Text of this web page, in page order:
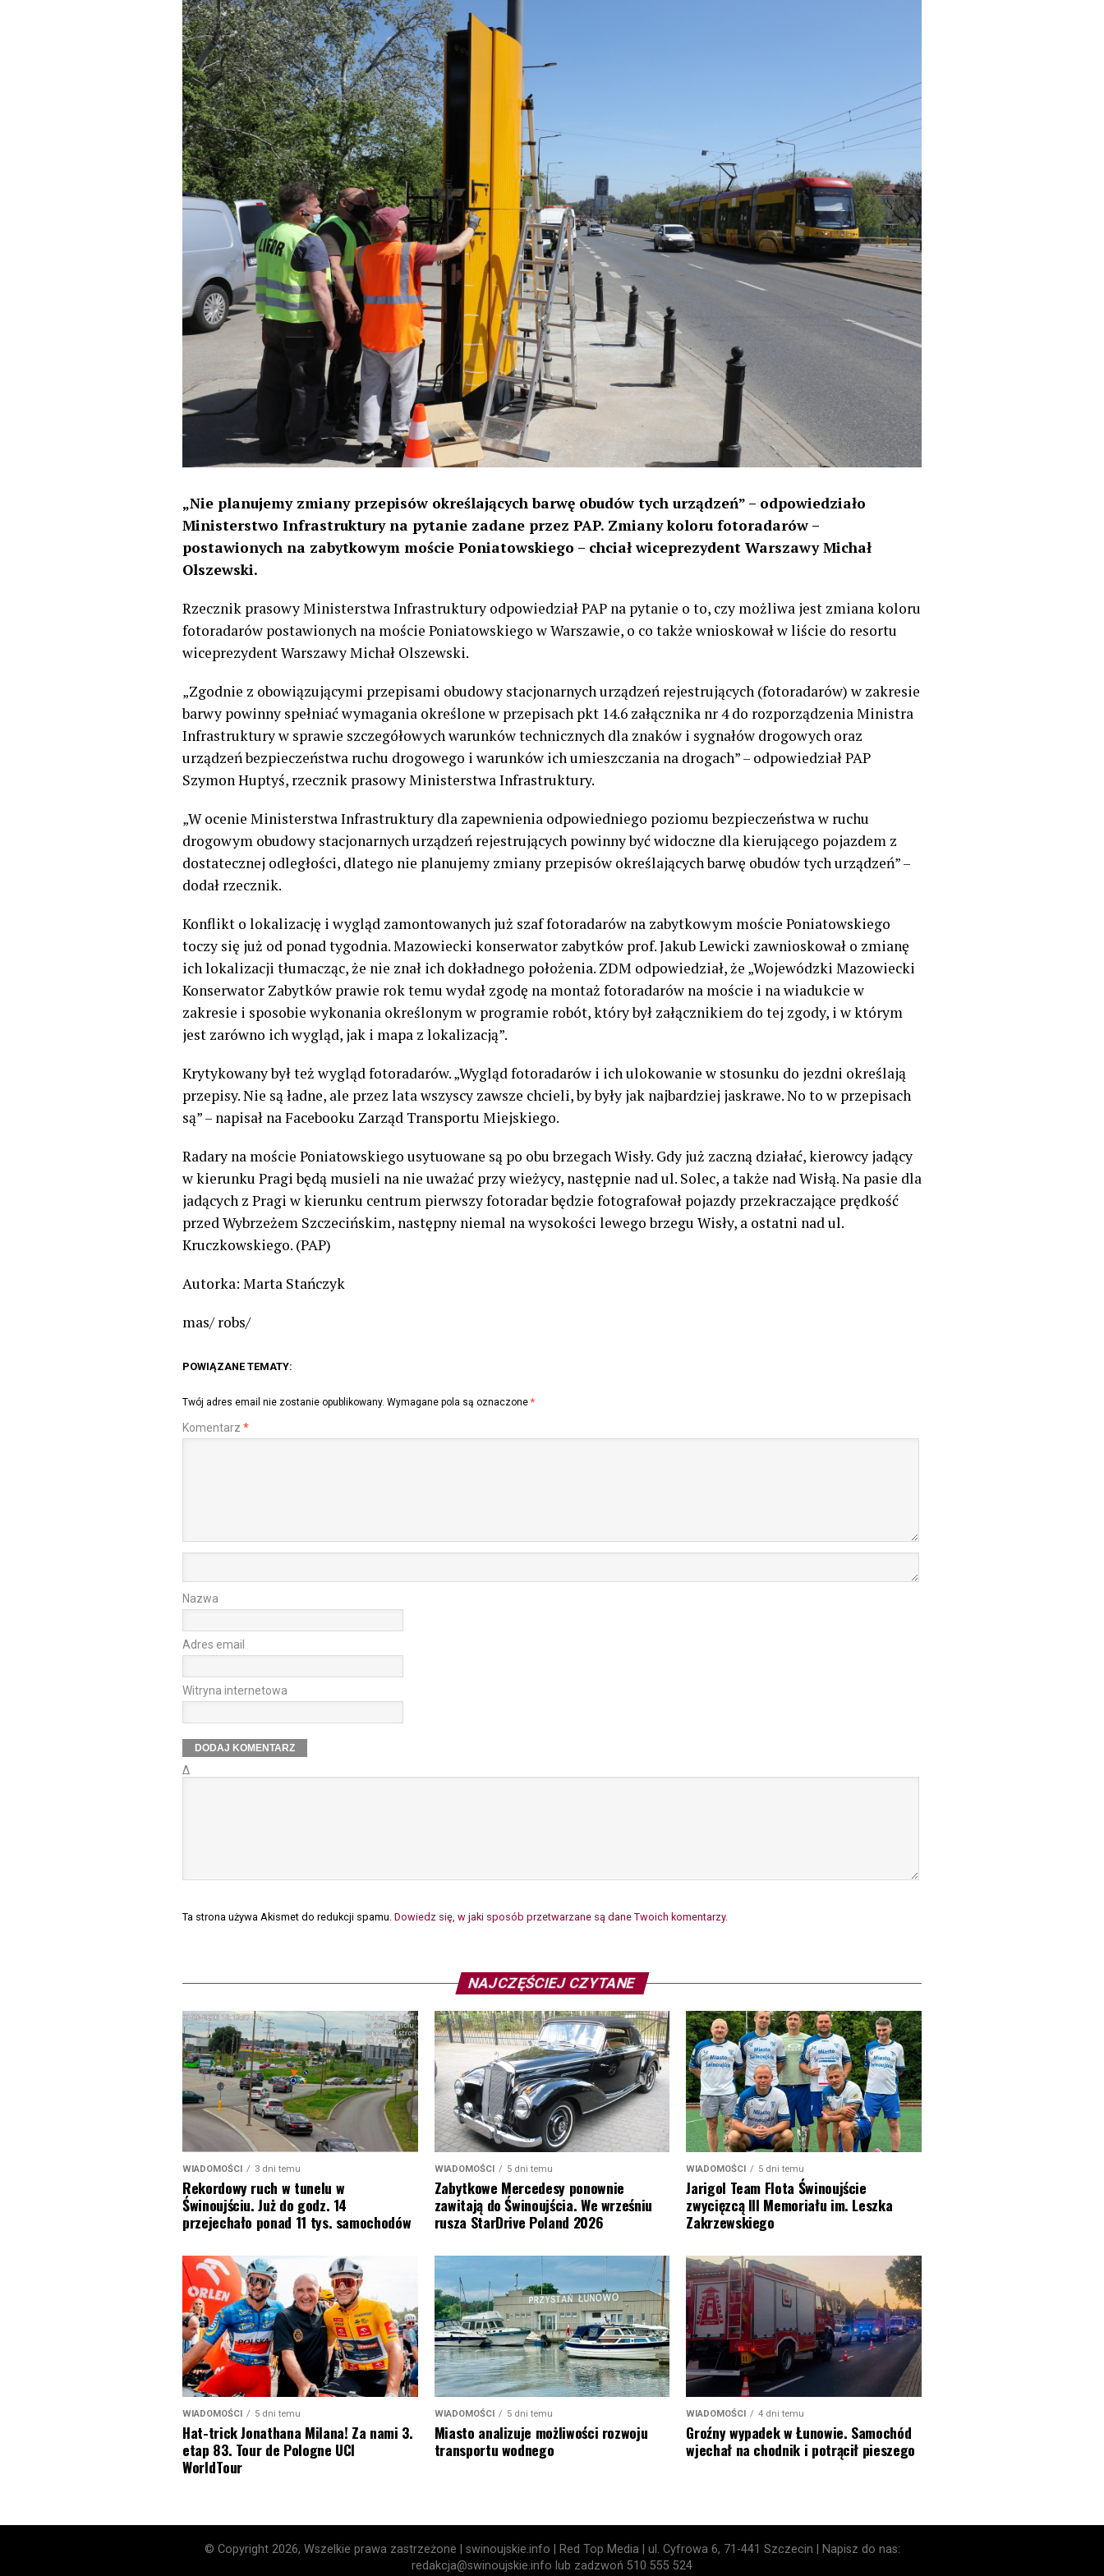
„Nie planujemy zmiany przepisów określających barwę obudów tych urządzeń” – odpowiedziało
Ministerstwo Infrastruktury na pytanie zadane przez PAP. Zmiany koloru fotoradarów –
postawionych na zabytkowym moście Poniatowskiego – chciał wiceprezydent Warszawy Michał
Olszewski.
Rzecznik prasowy Ministerstwa Infrastruktury odpowiedział PAP na pytanie o to, czy możliwa jest zmiana koloru
fotoradarów postawionych na moście Poniatowskiego w Warszawie, o co także wnioskował w liście do resortu
wiceprezydent Warszawy Michał Olszewski.
„Zgodnie z obowiązującymi przepisami obudowy stacjonarnych urządzeń rejestrujących (fotoradarów) w zakresie
barwy powinny spełniać wymagania określone w przepisach pkt 14.6 załącznika nr 4 do rozporządzenia Ministra
Infrastruktury w sprawie szczegółowych warunków technicznych dla znaków i sygnałów drogowych oraz
urządzeń bezpieczeństwa ruchu drogowego i warunków ich umieszczania na drogach” – odpowiedział PAP
Szymon Huptyś, rzecznik prasowy Ministerstwa Infrastruktury.
„W ocenie Ministerstwa Infrastruktury dla zapewnienia odpowiedniego poziomu bezpieczeństwa w ruchu
drogowym obudowy stacjonarnych urządzeń rejestrujących powinny być widoczne dla kierującego pojazdem z
dostatecznej odległości, dlatego nie planujemy zmiany przepisów określających barwę obudów tych urządzeń” –
dodał rzecznik.
Konflikt o lokalizację i wygląd zamontowanych już szaf fotoradarów na zabytkowym moście Poniatowskiego
toczy się już od ponad tygodnia. Mazowiecki konserwator zabytków prof. Jakub Lewicki zawnioskował o zmianę
ich lokalizacji tłumacząc, że nie znał ich dokładnego położenia. ZDM odpowiedział, że „Wojewódzki Mazowiecki
Konserwator Zabytków prawie rok temu wydał zgodę na montaż fotoradarów na moście i na wiadukcie w
zakresie i sposobie wykonania określonym w programie robót, który był załącznikiem do tej zgody, i w którym
jest zarówno ich wygląd, jak i mapa z lokalizacją”.
Krytykowany był też wygląd fotoradarów. „Wygląd fotoradarów i ich ulokowanie w stosunku do jezdni określają
przepisy. Nie są ładne, ale przez lata wszyscy zawsze chcieli, by były jak najbardziej jaskrawe. No to w przepisach
są” – napisał na Facebooku Zarząd Transportu Miejskiego.
Radary na moście Poniatowskiego usytuowane są po obu brzegach Wisły. Gdy już zaczną działać, kierowcy jadący
w kierunku Pragi będą musieli na nie uważać przy wieżycy, następnie nad ul. Solec, a także nad Wisłą. Na pasie dla
jadących z Pragi w kierunku centrum pierwszy fotoradar będzie fotografował pojazdy przekraczające prędkość
przed Wybrzeżem Szczecińskim, następny niemal na wysokości lewego brzegu Wisły, a ostatni nad ul.
Kruczkowskiego. (PAP)
Autorka: Marta Stańczyk
mas/ robs/
POWIĄZANE TEMATY:
Twój adres email nie zostanie opublikowany. Wymagane pola są oznaczone *
Komentarz *
Nazwa
Adres email
Witryna internetowa
Δ
Ta strona używa Akismet do redukcji spamu. Dowiedz się, w jaki sposób przetwarzane są dane Twoich komentarzy.
NAJCZĘŚCIEJ CZYTANE
WIADOMOŚCI 3 dni temu
Rekordowy ruch w tunelu w
Świnoujściu. Już do godz. 14
przejechało ponad 11 tys. samochodów
WIADOMOŚCI 5 dni temu
Zabytkowe Mercedesy ponownie
zawitają do Świnoujścia. We wrześniu
rusza StarDrive Poland 2026
WIADOMOŚCI 5 dni temu
Jarigol Team Flota Świnoujście
zwycięzcą III Memoriału im. Leszka
Zakrzewskiego
WIADOMOŚCI 5 dni temu
Hat-trick Jonathana Milana! Za nami 3.
etap 83. Tour de Pologne UCI
WorldTour
WIADOMOŚCI 5 dni temu
Miasto analizuje możliwości rozwoju
transportu wodnego
WIADOMOŚCI 4 dni temu
Groźny wypadek w Łunowie. Samochód
wjechał na chodnik i potrącił pieszego
© Copyright 2026, Wszelkie prawa zastrzeżone | swinoujskie.info | Red Top Media | ul. Cyfrowa 6, 71-441 Szczecin | Napisz do nas:
redakcja@swinoujskie.info lub zadzwoń 510 555 524